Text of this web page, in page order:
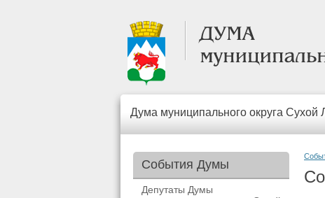
Дума муниципального округа Сухой
События Думы
Депутаты Думы